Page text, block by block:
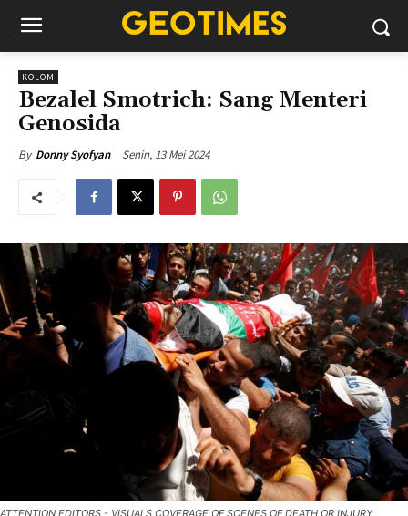
KOLOM
Bezalel Smotrich: Sang Menteri
Genosida
By Donny Syofyan Senin, 13 Mei 2024
ATTENTION EDITORS - VISUALS COVERAGE OF SCENES OF DEATH OR INJURY